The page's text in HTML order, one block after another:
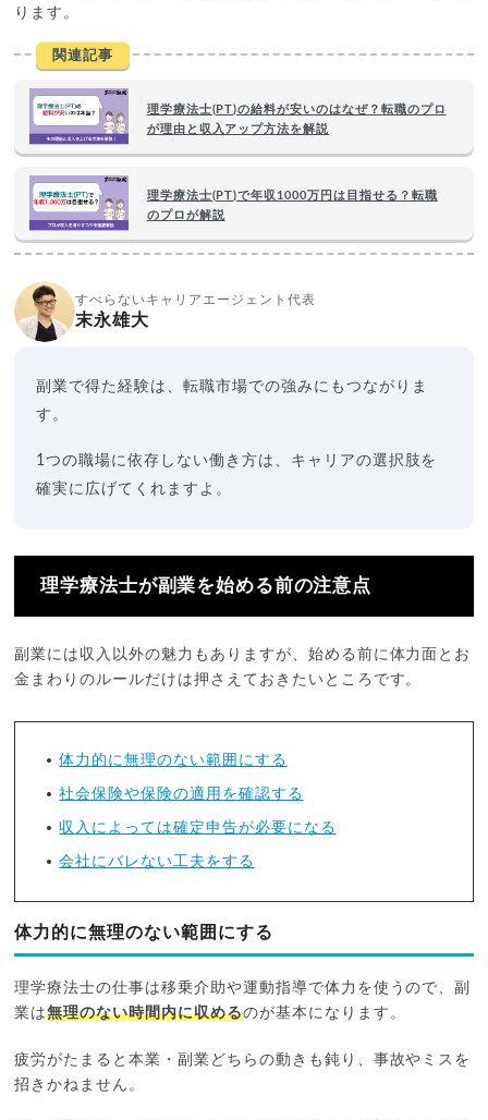
ります。
関連記事
理学療法士(PT)の給料が安いのはなぜ？転職のプロ
が理由と収入アップ方法を解説
理学療法士(PT)で年収1000万円は目指せる？転職
のプロが解説
すべらないキャリアエージェント代表
末永雄大
副業で得た経験は、転職市場での強みにもつながりま
す。
1つの職場に依存しない働き方は、キャリアの選択肢を
確実に広げてくれますよ。
理学療法士が副業を始める前の注意点
副業には収入以外の魅力もありますが、始める前に体力面とお
金まわりのルールだけは押さえておきたいところです。
体力的に無理のない範囲にする
社会保険や保険の適用を確認する
収入によっては確定申告が必要になる
会社にバレない工夫をする
体力的に無理のない範囲にする
理学療法士の仕事は移乗介助や運動指導で体力を使うので、副
業は無理のない時間内に収めるのが基本になります。
疲労がたまると本業・副業どちらの動きも鈍り、事故やミスを
招きかねません。